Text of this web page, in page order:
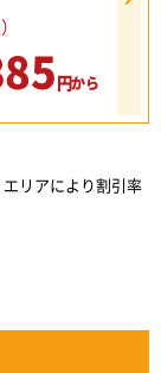
円から
リアにより割引率